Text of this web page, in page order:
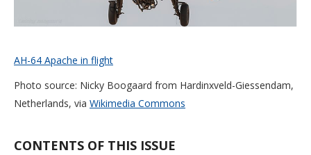
AH-64 Apache in flight
Photo source: Nicky Boogaard from Hardinxveld-Giessendam,
Netherlands, via Wikimedia Commons
CONTENTS OF THIS ISSUE